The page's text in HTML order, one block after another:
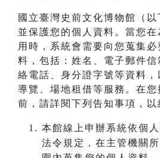
國立臺灣史前文化博物館（
並保護您的個人資料。當您
用時，系統會需要向您蒐集
料，包括：姓名、電子郵件
絡電話、身分證字號等資料
導覽、場地租借等服務。在您
前，請詳閱下列告知事項，以
本館線上申辦系統依個
法令規定，在主管機關